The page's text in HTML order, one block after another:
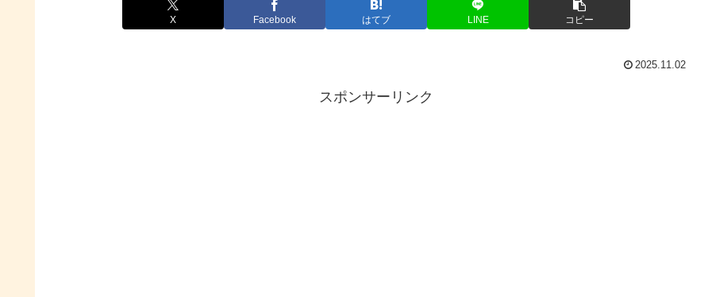
X Facebook はてブ LINE コピー
2025.11.02
スポンサーリンク